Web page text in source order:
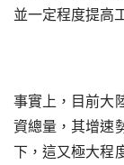
並一定程度提高
事實上，目前大
資總量，其增速
下，這又極大程